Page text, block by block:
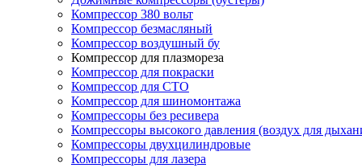
Компрессор 380 вольт
Компрессор безмасляный
Компрессор воздушный бу
Компрессор для плазмореза
Компрессор для покраски
Компрессор для СТО
Компрессор для шиномонтажа
Компрессоры без ресивера
Компрессоры высокого давления (воздух для
Компрессоры двухцилиндровые
Компрессоры для лазера